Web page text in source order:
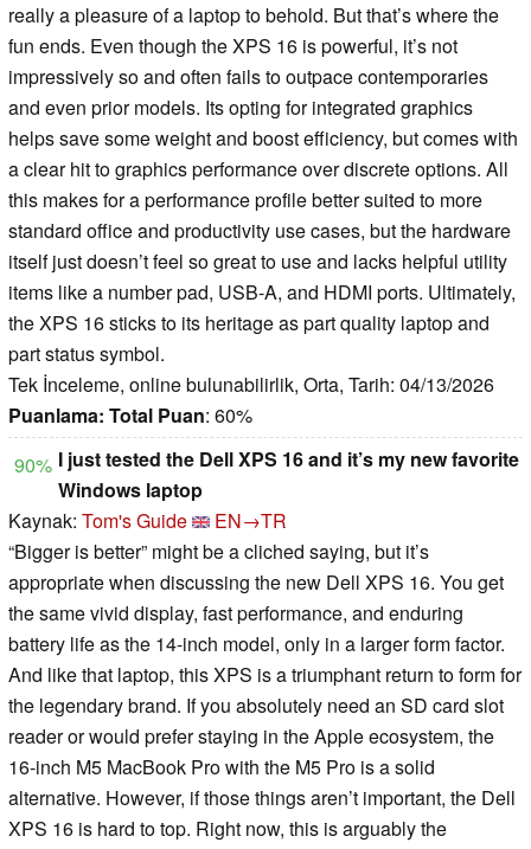
really a pleasure of a laptop to behold. But that’s where the
fun ends. Even though the XPS 16 is powerful, it’s not
impressively so and often fails to outpace contemporaries
and even prior models. Its opting for integrated graphics
helps save some weight and boost efficiency, but comes with
a clear hit to graphics performance over discrete options. All
this makes for a performance profile better suited to more
standard office and productivity use cases, but the hardware
itself just doesn’t feel so great to use and lacks helpful utility
items like a number pad, USB-A, and HDMI ports. Ultimately,
the XPS 16 sticks to its heritage as part quality laptop and
part status symbol.
Tek İnceleme, online bulunabilirlik, Orta, Tarih: 04/13/2026
Puanlama: Total Puan: 60%
90% I just tested the Dell XPS 16 and it’s my new favorite
Windows laptop
Kaynak: Tom's Guide
EN→TR
“Bigger is better” might be a cliched saying, but it’s
appropriate when discussing the new Dell XPS 16. You get
the same vivid display, fast performance, and enduring
battery life as the 14-inch model, only in a larger form factor.
And like that laptop, this XPS is a triumphant return to form for
the legendary brand. If you absolutely need an SD card slot
reader or would prefer staying in the Apple ecosystem, the
16-inch M5 MacBook Pro with the M5 Pro is a solid
alternative. However, if those things aren’t important, the Dell
XPS 16 is hard to top. Right now, this is arguably the